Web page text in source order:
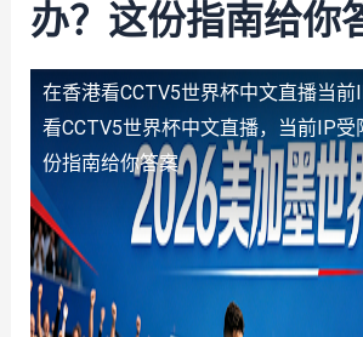
办？这份指南给你
在香港看CCTV5世界杯中文直播当前
看CCTV5世界杯中文直播，当前IP受
份指南给你答案